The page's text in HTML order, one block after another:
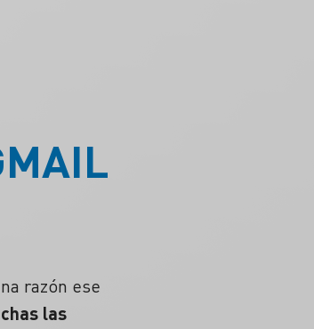
razón ese
las